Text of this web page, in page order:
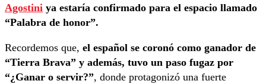
Agostini ya estaría confirmado para el espacio llamado
“Palabra de honor”.
Recordemos que, el español se coronó como ganador de
“Tierra Brava” y además, tuvo un paso fugaz por
“¿Ganar o servir?”, donde protagonizó una fuerte